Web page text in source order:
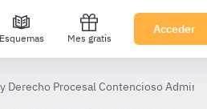
Esquemas Mes gratis
Acceder
Derecho Procesal Contencioso